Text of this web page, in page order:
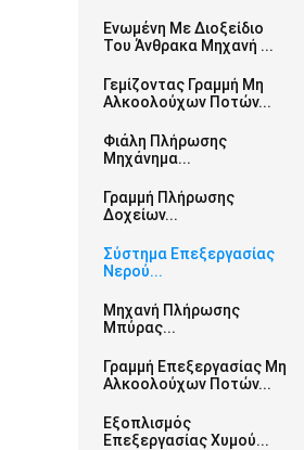
Ενωμένη Με Διοξείδιο
Του Άνθρακα Μηχανή ...
Γεμίζοντας Γραμμή Μη
Αλκοολούχων Ποτών...
Φιάλη Πλήρωσης
Μηχάνημα...
Γραμμή Πλήρωσης
Δοχείων...
Σύστημα Επεξεργασίας
Νερού...
Μηχανή Πλήρωσης
Μπύρας...
Γραμμή Επεξεργασίας Μη
Αλκοολούχων Ποτών...
Εξοπλισμός
Επεξεργασίας Χυμού...